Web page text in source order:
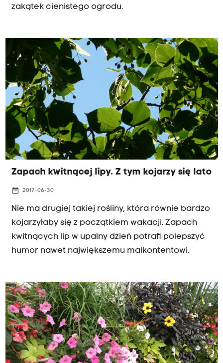
zakątek cienistego ogrodu.
Zapach kwitnącej lipy. Z tym kojarzy się lato
date_range 2017-06-30
Nie ma drugiej takiej rośliny, która równie bardzo
kojarzyłaby się z początkiem wakacji. Zapach
kwitnących lip w upalny dzień potrafi polepszyć
humor nawet największemu malkontentowi.